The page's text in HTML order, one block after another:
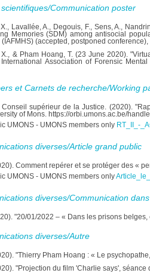
Communication poster
Lavallée, A., Degouis, F., Sens, A.,
Memories (SDM) among antisocial
(accepted, postponed
& Pham Hoang, T. (23 June 2020).
Association of Forensic
et Carnets de recherche/Working
Conseil supérieur de la Justice. (2020).
of Mons. https://orbi.umons.ac.be/
RT_II_-
diverses/Article grand public
Comment repérer et se protéger des «
diverses/Communication
"20/01/2022 – « Dans les prisons
diverses/Autre
"Thierry Pham Hoang : « Le
"Projection du film 'Charlie says',